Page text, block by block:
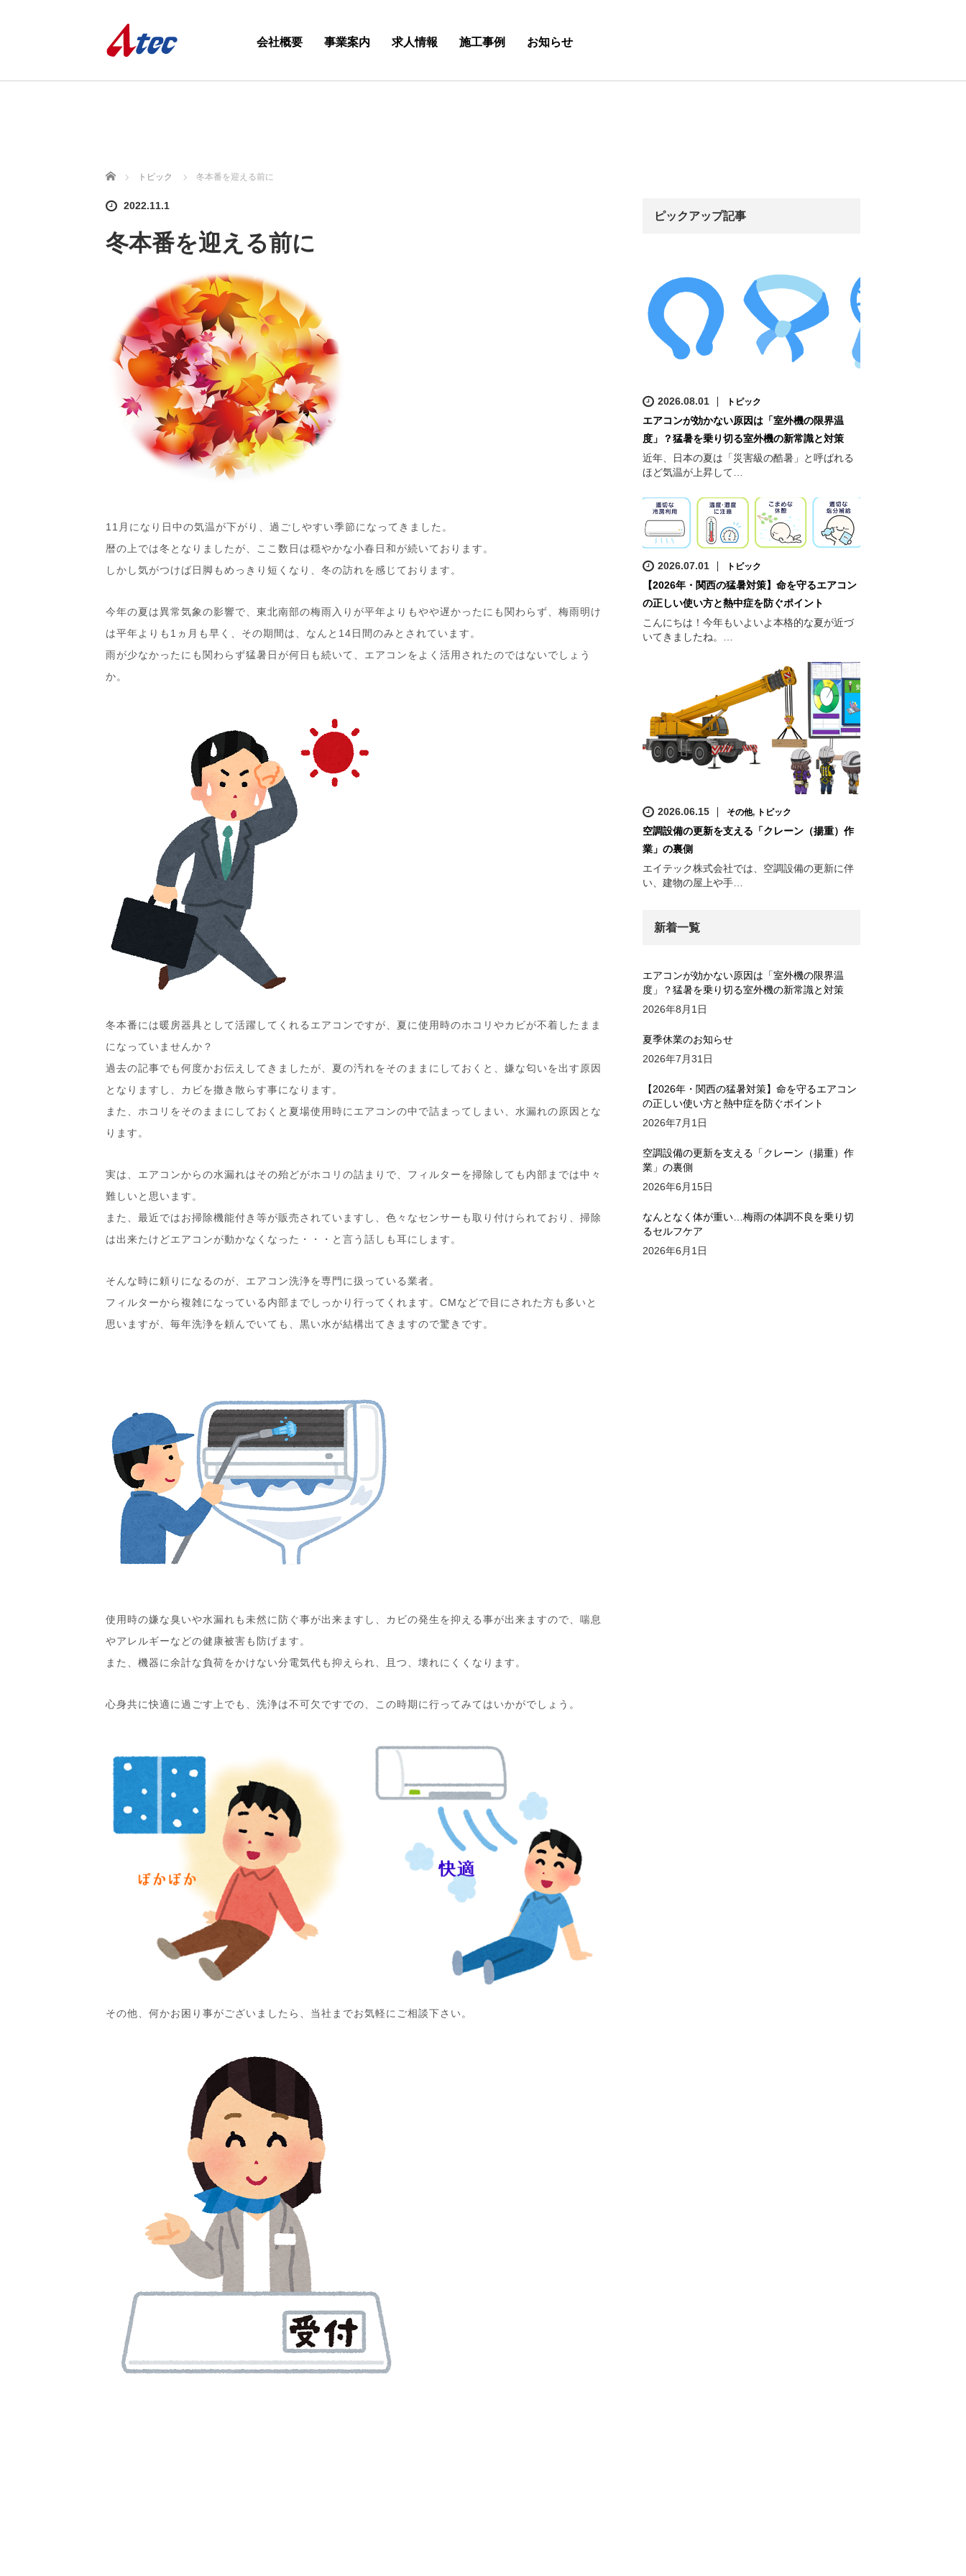
会社概要 事業案内 求人情報 施工事例 お知らせ
ホーム トピック 冬本番を迎える前に
2022.11.1
冬本番を迎える前に
11月になり日中の気温が下がり、過ごしやすい季節になってきました。
暦の上では冬となりましたが、ここ数日は穏やかな小春日和が続いております。
しかし気がつけば日脚もめっきり短くなり、冬の訪れを感じております。
今年の夏は異常気象の影響で、東北南部の梅雨入りが平年よりもやや遅かったにも関わらず、梅雨明け
は平年よりも1ヵ月も早く、その期間は、なんと14日間のみとされています。
雨が少なかったにも関わらず猛暑日が何日も続いて、エアコンをよく活用されたのではないでしょう
か。
冬本番には暖房器具として活躍してくれるエアコンですが、夏に使用時のホコリやカビが不着したまま
になっていませんか？
過去の記事でも何度かお伝えしてきましたが、夏の汚れをそのままにしておくと、嫌な匂いを出す原因
となりますし、カビを撒き散らす事になります。
また、ホコリをそのままにしておくと夏場使用時にエアコンの中で詰まってしまい、水漏れの原因とな
ります。
実は、エアコンからの水漏れはその殆どがホコリの詰まりで、フィルターを掃除しても内部までは中々
難しいと思います。
また、最近ではお掃除機能付き等が販売されていますし、色々なセンサーも取り付けられており、掃除
は出来たけどエアコンが動かなくなった・・・と言う話しも耳にします。
そんな時に頼りになるのが、エアコン洗浄を専門に扱っている業者。
フィルターから複雑になっている内部までしっかり行ってくれます。CMなどで目にされた方も多いと
思いますが、毎年洗浄を頼んでいても、黒い水が結構出てきますので驚きです。
使用時の嫌な臭いや水漏れも未然に防ぐ事が出来ますし、カビの発生を抑える事が出来ますので、喘息
やアレルギーなどの健康被害も防げます。
また、機器に余計な負荷をかけない分電気代も抑えられ、且つ、壊れにくくなります。
心身共に快適に過ごす上でも、洗浄は不可欠ですでの、この時期に行ってみてはいかがでしょう。
その他、何かお困り事がございましたら、当社までお気軽にご相談下さい。
ピックアップ記事
2026.08.01 トピック
エアコンが効かない原因は「室外機の限界温
度」？猛暑を乗り切る室外機の新常識と対策
近年、日本の夏は「災害級の酷暑」と呼ばれる
ほど気温が上昇して…
2026.07.01 トピック
【2026年・関西の猛暑対策】命を守るエアコン
の正しい使い方と熱中症を防ぐポイント
こんにちは！今年もいよいよ本格的な夏が近づ
いてきましたね。…
2026.06.15 その他, トピック
空調設備の更新を支える「クレーン（揚重）作
業」の裏側
エイテック株式会社では、空調設備の更新に伴
い、建物の屋上や手…
新着一覧
エアコンが効かない原因は「室外機の限界温
度」？猛暑を乗り切る室外機の新常識と対策
2026年8月1日
夏季休業のお知らせ
2026年7月31日
【2026年・関西の猛暑対策】命を守るエアコン
の正しい使い方と熱中症を防ぐポイント
2026年7月1日
空調設備の更新を支える「クレーン（揚重）作
業」の裏側
2026年6月15日
なんとなく体が重い…梅雨の体調不良を乗り切
るセルフケア
2026年6月1日